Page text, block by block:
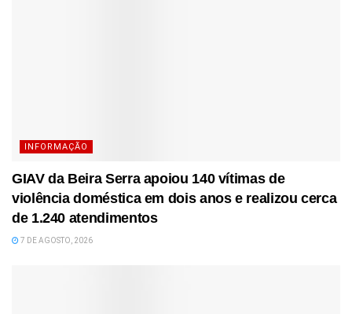
INFORMAÇÃO
GIAV da Beira Serra apoiou 140 vítimas de
violência doméstica em dois anos e realizou cerca
de 1.240 atendimentos
7 DE AGOSTO, 2026